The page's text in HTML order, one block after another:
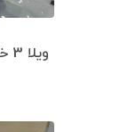
ویلا 3 خوابه ساحلی دارای استخر و پارکینگ